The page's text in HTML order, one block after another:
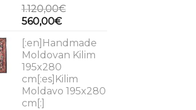
1.120,00€
Original
was:
1.120,00€.
560,00€Current
is:
560,00€.
[:en]Handmade
Moldovan Kilim
195x280
cm[:es]Kilim
Moldavo 195x280
cm[:]